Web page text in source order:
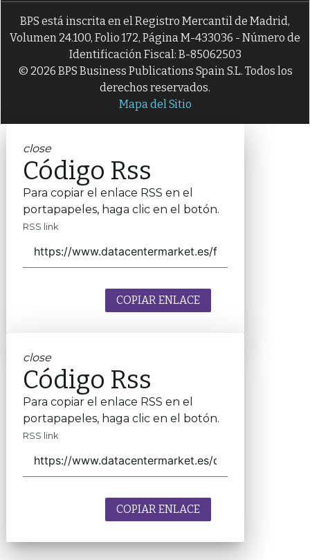
BPS está inscrita en el Registro Mercantil de Madrid,
Volumen 24.100, Folio 172, Página M-433036 - Número de
Identificación Fiscal: B-85062503
© 2026 BPS Business Publications Spain S.L. Todos los
derechos reservados.
Mapa del Sitio
close
Código Rss
Para copiar el enlace RSS en el
portapapeles, haga clic en el botón.
RSS link
COPIAR ENLACE
close
Código Rss
Para copiar el enlace RSS en el
portapapeles, haga clic en el botón.
RSS link
COPIAR ENLACE